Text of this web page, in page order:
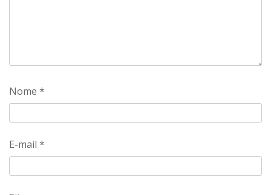
Nome *
E-mail *